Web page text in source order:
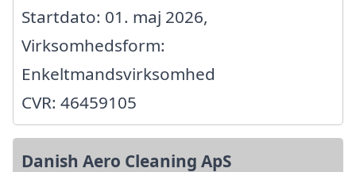
Startdato: 01. maj 2026,
Virksomhedsform:
Enkeltmandsvirksomhed
CVR: 46459105
Danish Aero Cleaning ApS